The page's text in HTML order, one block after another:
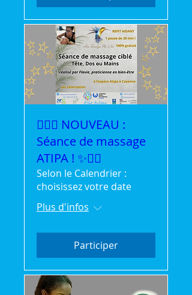
💆‍♀️✨ NOUVEAU :
Séance de massage
ATIPA ! ✨💆‍♂️
Selon le Calendrier :
choisissez votre date
Plus d'infos
Participer